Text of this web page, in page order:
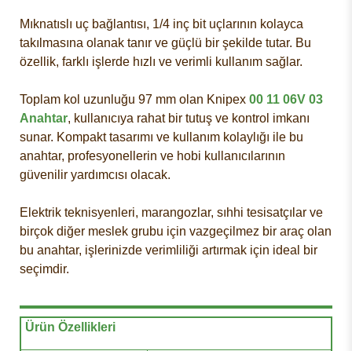
Mıknatıslı uç bağlantısı, 1/4 inç bit uçlarının kolayca
takılmasına olanak tanır ve güçlü bir şekilde tutar. Bu
özellik, farklı işlerde hızlı ve verimli kullanım sağlar.
Toplam kol uzunluğu 97 mm olan Knipex 00 11 06V 03
Anahtar, kullanıcıya rahat bir tutuş ve kontrol imkanı
sunar. Kompakt tasarımı ve kullanım kolaylığı ile bu
anahtar, profesyonellerin ve hobi kullanıcılarının
güvenilir yardımcısı olacak.
Elektrik teknisyenleri, marangozlar, sıhhi tesisatçılar ve
birçok diğer meslek grubu için vazgeçilmez bir araç olan
bu anahtar, işlerinizde verimliliği artırmak için ideal bir
seçimdir.
Ürün Özellikleri